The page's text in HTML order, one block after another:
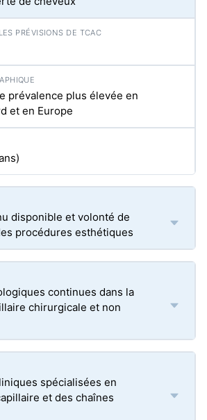
prévalence plus élevée en
et en Europe
disponible et volonté de
procédures esthétiques
continues dans la
chirurgicale et non
spécialisées en
et des chaînes